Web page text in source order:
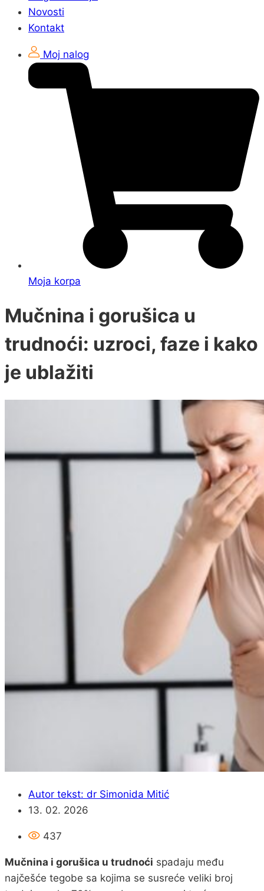
Novosti
Kontakt
Moj nalog
Moja korpa
Mučnina i gorušica u
trudnoći: uzroci, faze i kako
je ublažiti
Autor tekst: dr Simonida Mitić
13. 02. 2026
437
Mučnina i gorušica u trudnoći spadaju među
najčešće tegobe sa kojima se susreće veliki broj